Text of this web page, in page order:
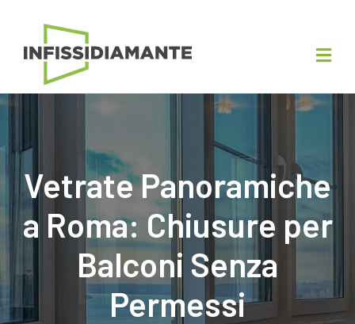
Vetrate Panoramiche
a Roma: Chiusure per
Balconi Senza
Permessi